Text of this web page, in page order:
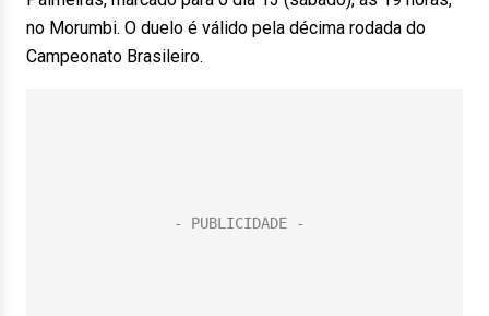
no Morumbi. O duelo é válido pela décima rodada do
Campeonato Brasileiro.